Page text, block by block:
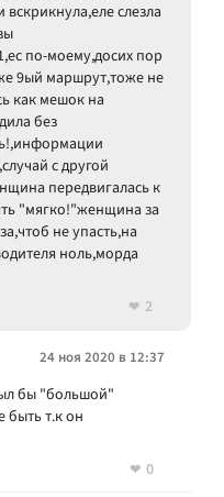
слезла
по-моему,досих пор
9ый маршрут,тоже не
как мешок на
без
с другой
передвигалась к
"мягко!"женщина за
не упасть,на
ноль,морда
2
24 ноя 2020 в 12:37
бы "большой"
быть т.к он
0